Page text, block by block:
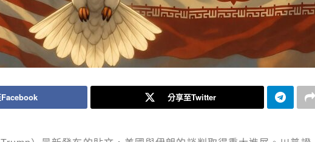
分享至Twitter